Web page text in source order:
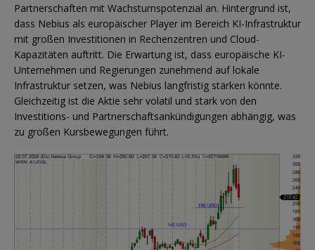
Partnerschaften mit Wachstumspotenzial an. Hintergrund ist,
dass Nebius als europäischer Player im Bereich KI-Infrastruktur
mit großen Investitionen in Rechenzentren und Cloud-
Kapazitäten auftritt. Die Erwartung ist, dass europäische KI-
Unternehmen und Regierungen zunehmend auf lokale
Infrastruktur setzen, was Nebius langfristig stärken könnte.
Gleichzeitig ist die Aktie sehr volatil und stark von den
Investitions- und Partnerschaftsankündigungen abhängig, was
zu großen Kursbewegungen führt.